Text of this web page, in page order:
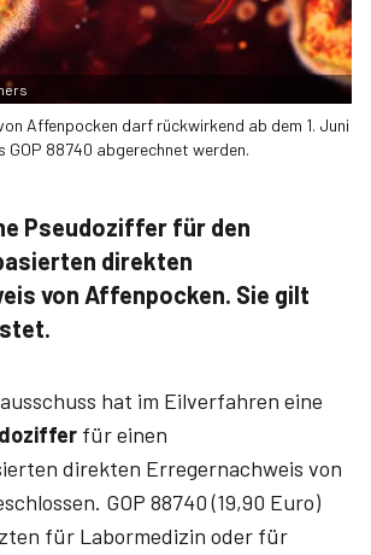
Affenpocken darf rückwirkend ab dem 1. Juni
GOP 88740 abgerechnet werden.
Pseudoziffer für den
direkten
von Affenpocken. Sie gilt
hat im Eilverfahren eine
für einen
direkten Erregernachweis von
GOP 88740 (19,90 Euro)
für Labormedizin oder für